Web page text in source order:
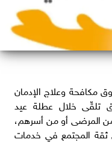
مكافحة وعلاج الإدمان
تلقّى خلال عطلة عيد
سواء من المرضى أو من أسرهم،
ثقة المجتمع في خدمات